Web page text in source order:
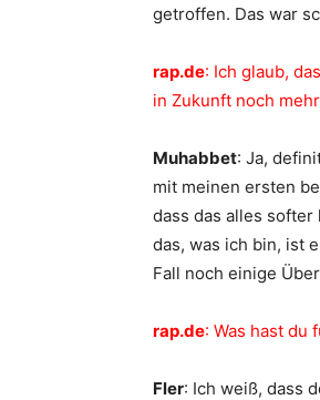
getroffen. Das war
rap.de: Ich glaub,
in Zukunft noch
Muhabbet: Ja,
mit meinen ersten
dass das alles softer
das, was ich bin, ist
Fall noch einige
rap.de: Was hast du
Fler: Ich weiß, dass